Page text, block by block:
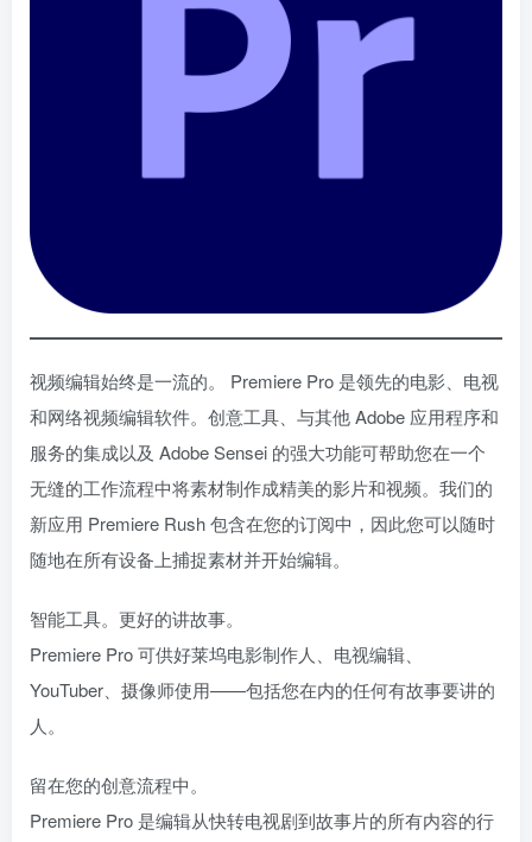
视频编辑始终是一流的。 Premiere Pro 是领先的电影、电视
和网络视频编辑软件。创意工具、与其他 Adob​​e 应用程序和
服务的集成以及 Adob​​e Sensei 的强大功能可帮助您在一个
无缝的工作流程中将素材制作成精美的影片和视频。我们的
新应用 Premiere Rush 包含在您的订阅中，因此您可以随时
随地在所有设备上捕捉素材并开始编辑。
智能工具。更好的讲故事。
Premiere Pro 可供好莱坞电影制作人、电视编辑、
YouTuber、摄像师使用——包括您在内的任何有故事要讲的
人。
留在您的创意流程中。
Premiere Pro 是编辑从快转电视剧到故事片的所有内容的行